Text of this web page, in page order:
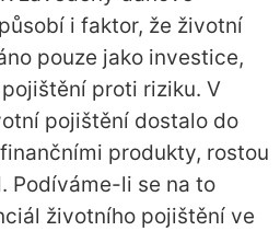
i faktor, že životní
pouze jako investice,
proti riziku. V
pojištění dostalo do
produkty, rostou
Podíváme-li se na to
životního pojištění ve